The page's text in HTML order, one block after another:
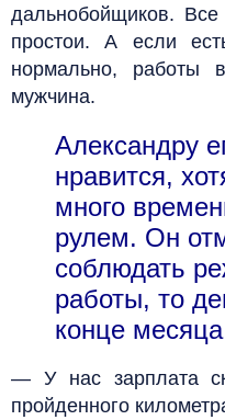
дальнобойщиков.
простои. А если
нормально, работы
мужчина.
Александру
нравится,
много
рулем. Он
соблюдать
работы, то
конце
— У нас зарплата
пройденного